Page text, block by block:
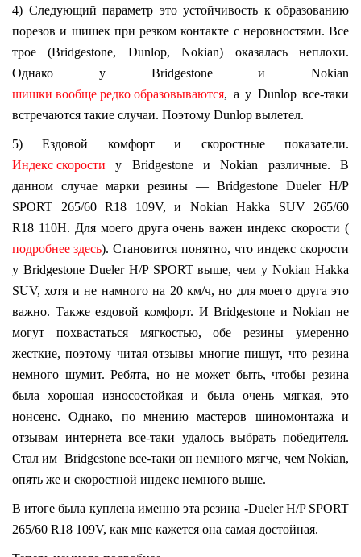
4) Следующий параметр это устойчивость к образованию
порезов и шишек при резком контакте с неровностями. Все
трое (Bridgestone, Dunlop, Nokian) оказалась неплохи.
Однако у Bridgestone и Nokian
шишки вообще редко образовываются, а у Dunlop все-таки
встречаются такие случаи. Поэтому Dunlop вылетел.
5) Ездовой комфорт и скоростные показатели.
Индекс скорости у Bridgestone и Nokian различные. В
данном случае марки резины — Bridgestone Dueler H/P
SPORT 265/60 R18 109V, и Nokian Hakka SUV 265/60
R18 110H. Для моего друга очень важен индекс скорости (
подробнее здесь). Становится понятно, что индекс скорости
у Bridgestone Dueler H/P SPORT выше, чем у Nokian Hakka
SUV, хотя и не намного на 20 км/ч, но для моего друга это
важно. Также ездовой комфорт. И Bridgestone и Nokian не
могут похвастаться мягкостью, обе резины умеренно
жесткие, поэтому читая отзывы многие пишут, что резина
немного шумит. Ребята, но не может быть, чтобы резина
была хорошая износостойкая и была очень мягкая, это
нонсенс. Однако, по мнению мастеров шиномонтажа и
отзывам интернета все-таки удалось выбрать победителя.
Стал им Bridgestone все-таки он немного мягче, чем Nokian,
опять же и скоростной индекс немного выше.
В итоге была куплена именно эта резина -Dueler H/P SPORT
265/60 R18 109V, как мне кажется она самая достойная.